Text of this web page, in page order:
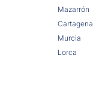
Mazarrón
Cartagena
Murcia
Lorca